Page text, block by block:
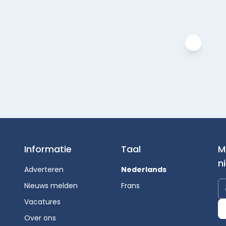
Informatie
Adverteren
Nieuws melden
Vacatures
Over ons
Taal
Nederlands
Frans